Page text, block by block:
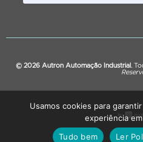
© 2026 Autron Automação Industrial.
Usamos cookies para
experiência
Tudo bem
Ler